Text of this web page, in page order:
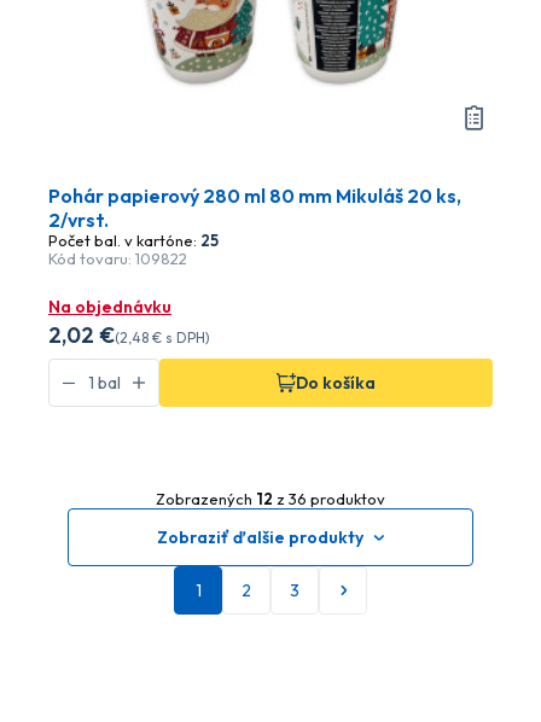
Pohár papierový 280 ml 80 mm Mikuláš 20 ks,
2/vrst.
Počet bal. v kartóne: 25
Kód tovaru: 109822
Na objednávku
2,02 €(2,48 € s DPH)
Do košíka
Zobrazených 12 z 36 produktov
Zobraziť ďalšie produkty
1 2 3